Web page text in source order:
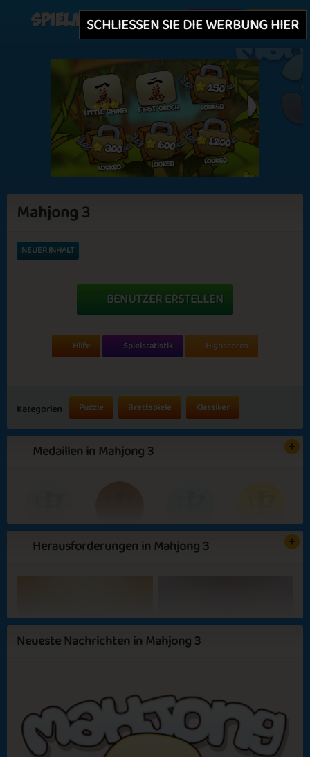
Spielmit Erstellen Einloggen
Mahjong 3
NEUER INHALT
BENUTZER ERSTELLEN
Hilfe Spielstatistik Highscores
Kategorien Puzzle Brettspiele Klassiker
Medaillen in Mahjong 3
Expert
Dragon
Herausforderungen in Mahjong 3
Indian Summer Icecream Deluxe
Bonfire at the
Beach
Sunsets
Neueste Nachrichten in Mahjong 3
SCHLIESSEN SIE DIE WERBUNG HIER